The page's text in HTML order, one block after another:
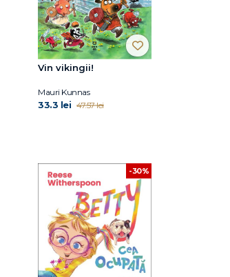
Vin vikingii!
Mauri Kunnas
33.3 lei 47.57 lei
-30%